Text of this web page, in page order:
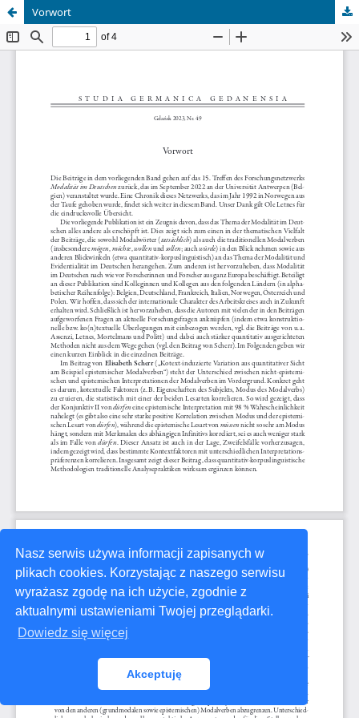
Nasz serwis używa informacji zapisanych w
plikach cookies. Korzystając z naszego serwisu
wyrażasz zgodę na ich użycie, zgodnie z
aktualnymi ustawieniami Twojej przeglądarki.
Dowiedz się więcej
Akceptuję
Vorwort